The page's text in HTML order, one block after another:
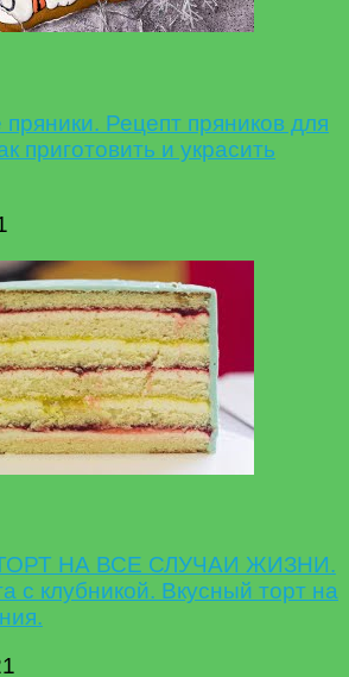
Рецепт пряников для
приготовить и украсить
НА ВСЕ СЛУЧАИ ЖИЗНИ.
с клубникой. Вкусный торт на